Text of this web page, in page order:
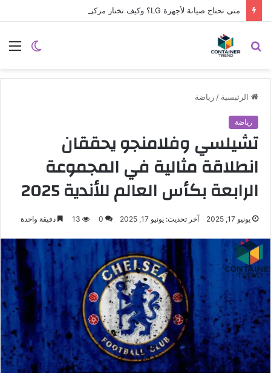
نموذج التواصل
إرسال
الوضع
بحث
الرئيسية / رياضة
رياضة
تشيلسي وفلامنجو يحققان
انطلاقة مثالية في المجموعة
الرابعة بكأس العالم للأندية 2025
يونيو 17, 2025 آخر تحديث: يونيو 17, 2025 0
13 دقيقة واحدة